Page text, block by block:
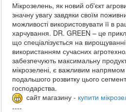
Мікрозелень, як новий об'єкт
значну увагу завдяки своїм
можливості використовувати її в
харчування. DR. GREEN – це
що спеціалізується на вирощуванні
використанням сучасних
забезпечують максимальну
мікрозелені, є важливим
подальшого розвитку цього
господарства.
сайт магазину - купити
----